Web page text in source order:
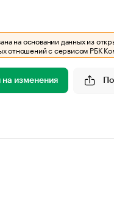
на основании данных из
отношений с сервисом РБК
на изменения